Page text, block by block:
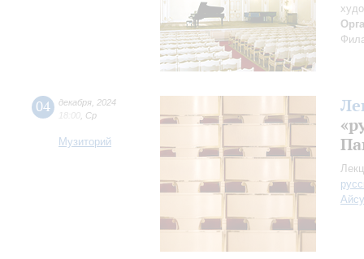
04 декабря 2024
18:00 Ср
Музиторий